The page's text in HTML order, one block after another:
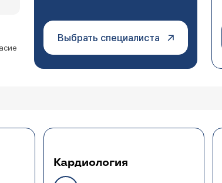
Выбрать специалиста
Кардиология